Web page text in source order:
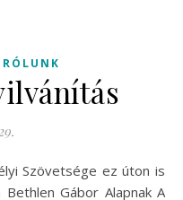
Gábor Alapnak A